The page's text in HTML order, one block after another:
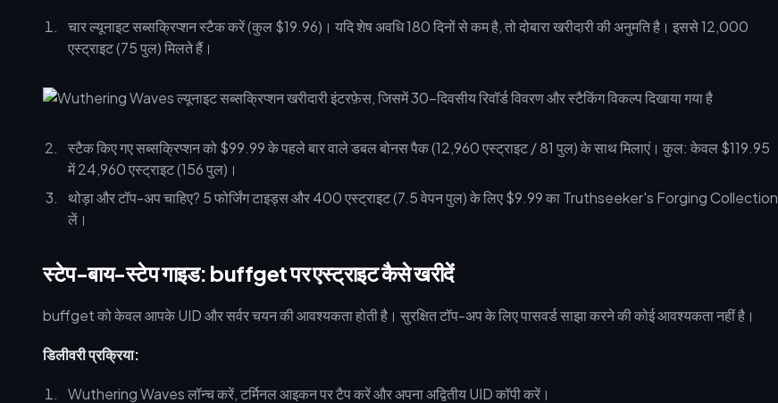
चार ल्यूनाइट सब्सक्रिप्शन स्टैक करें (कुल $19.96)। यदि शेष अवधि 180 दिनों से कम है, तो दोबारा खरीदारी की अनुमति है। इससे 12,000
एस्ट्राइट (75 पुल) मिलते हैं।
स्टैक किए गए सब्सक्रिप्शन को $99.99 के पहले बार वाले डबल बोनस पैक (12,960 एस्ट्राइट / 81 पुल) के साथ मिलाएं। कुल: केवल $119.95
में 24,960 एस्ट्राइट (156 पुल)।
थोड़ा और टॉप-अप चाहिए? 5 फोर्जिंग टाइड्स और 400 एस्ट्राइट (7.5 वेपन पुल) के लिए $9.99 का Truthseeker's Forging Collection
लें।
स्टेप-बाय-स्टेप गाइड: buffget पर एस्ट्राइट कैसे खरीदें
buffget को केवल आपके UID और सर्वर चयन की आवश्यकता होती है। सुरक्षित टॉप-अप के लिए पासवर्ड साझा करने की कोई आवश्यकता नहीं है।
डिलीवरी प्रक्रिया:
Wuthering Waves लॉन्च करें, टर्मिनल आइकन पर टैप करें और अपना अद्वितीय UID कॉपी करें।